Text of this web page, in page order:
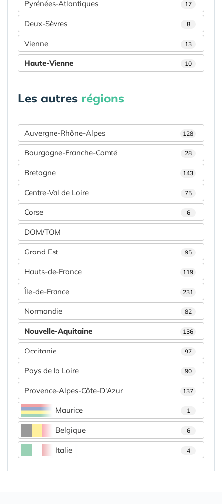
Pyrénées-Atlantiques 17
Deux-Sèvres 8
Vienne 13
Haute-Vienne 10
Les autres régions
Auvergne-Rhône-Alpes 128
Bourgogne-Franche-Comté 28
Bretagne 143
Centre-Val de Loire 75
Corse 6
DOM/TOM
Grand Est 95
Hauts-de-France 119
Île-de-France 231
Normandie 82
Nouvelle-Aquitaine 136
Occitanie 97
Pays de la Loire 90
Provence-Alpes-Côte-D'Azur 137
Maurice 1
Belgique 6
Italie 4